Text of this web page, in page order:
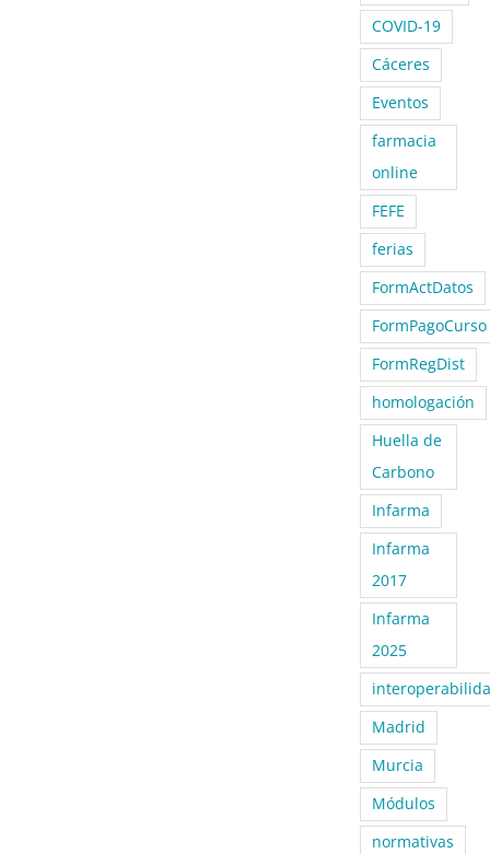
COVID-19
Cáceres
Eventos
farmacia
online
FEFE
ferias
FormActDatos
FormPagoCurso
FormRegDist
homologación
Huella de
Carbono
Infarma
Infarma
2017
Infarma
2025
Madrid
Murcia
Módulos
normativas